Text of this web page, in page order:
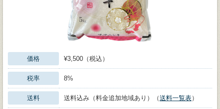
価格 ¥3,500（税込）
税率 8%
送料 送料込み（料金追加地域あり）（送料一覧表）